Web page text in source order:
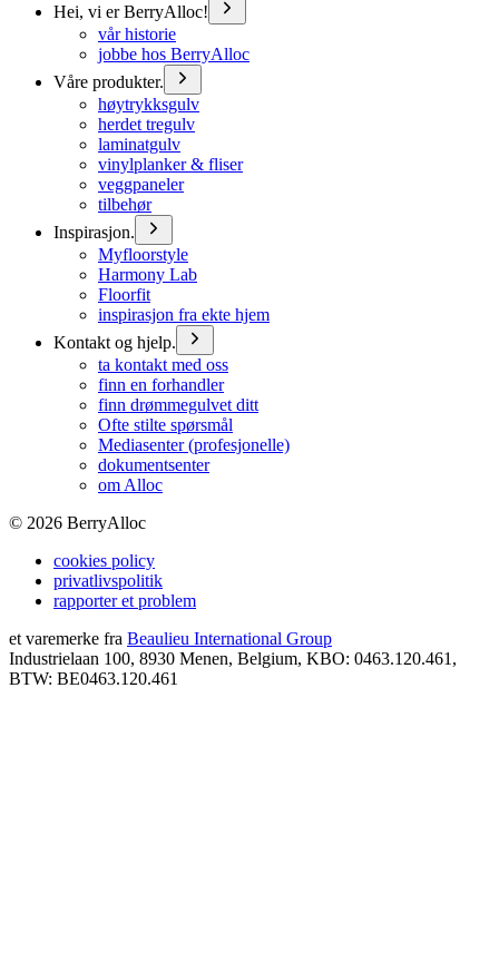
Hei, vi er BerryAlloc!
vår historie
jobbe hos BerryAlloc
Våre produkter.
høytrykksgulv
herdet tregulv
laminatgulv
vinylplanker & fliser
veggpaneler
tilbehør
Inspirasjon.
Myfloorstyle
Harmony Lab
Floorfit
inspirasjon fra ekte hjem
Kontakt og hjelp.
ta kontakt med oss
finn en forhandler
finn drømmegulvet ditt
Ofte stilte spørsmål
Mediasenter (profesjonelle)
dokumentsenter
om Alloc
© 2026 BerryAlloc
cookies policy
privatlivspolitik
rapporter et problem
et varemerke fra Beaulieu International Group
Industrielaan 100, 8930 Menen, Belgium, KBO: 0463.120.461,
BTW: BE0463.120.461